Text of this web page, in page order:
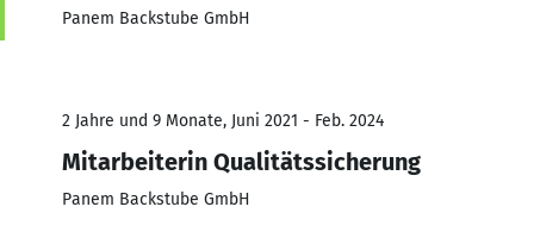
Panem Backstube GmbH
2 Jahre und 9 Monate, Juni 2021 - Feb. 2024
Mitarbeiterin Qualitätssicherung
Panem Backstube GmbH